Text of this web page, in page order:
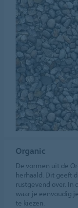
Organic
De vormen uit de
herhaald. Dit geeft
rustgevend over. In
waar je eenvoudig
te kiezen.